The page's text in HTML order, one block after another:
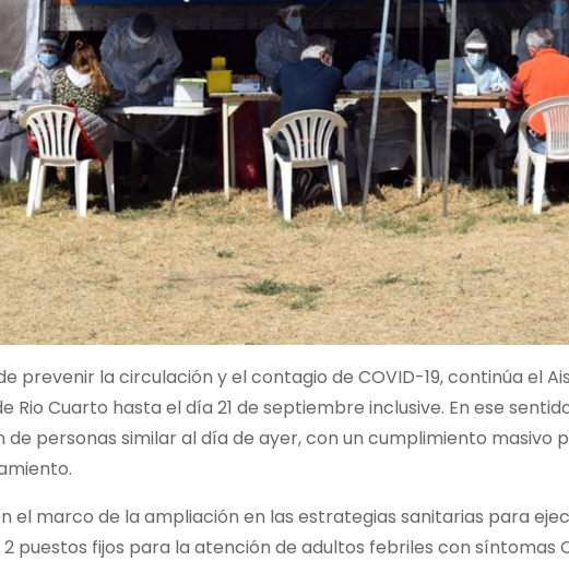
prevenir la circulación y el contagio de COVID-19, continúa el
Rio Cuarto hasta el día 21 de septiembre inclusive. En ese
de personas similar al día de ayer, con un cumplimiento masivo
el marco de la ampliación en las estrategias sanitarias para
puestos fijos para la atención de adultos febriles con síntomas